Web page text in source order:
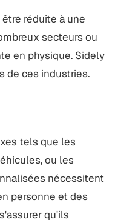
réduite à une
secteurs ou
en physique. Sidely
de ces industries.
tels que les
ou les
nécessitent
personne et des
qu'ils